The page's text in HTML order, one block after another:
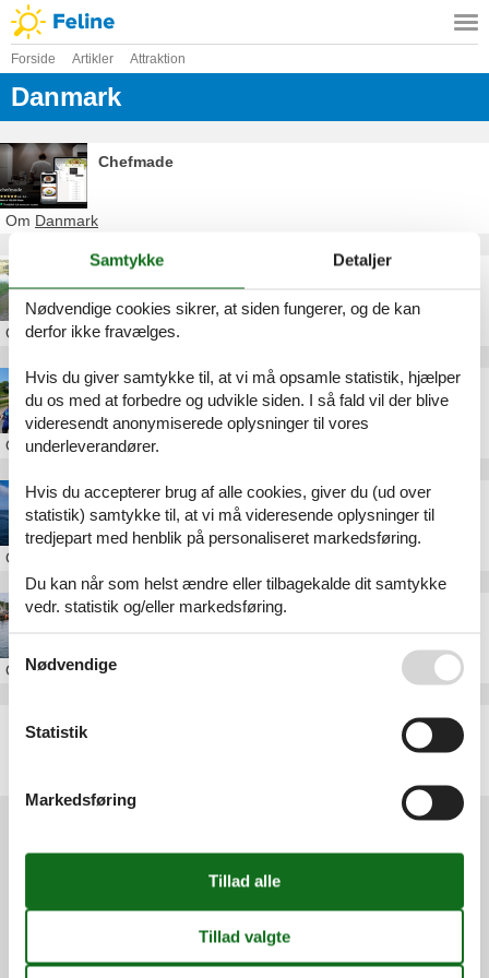
Forside Artikler Attraktion
Danmark
Chefmade
Om Danmark
Danske Ørredsøer
OmDanmark
Royal Run
OmDanmark
Scandlines Danmark
Om
GoBoat
OmDanmark
Artikeltyper
Tilbudsmail
Persondatapolitik
Cookies
Samtykke Detaljer
Nødvendige cookies sikrer, at siden fungerer, og de kan
derfor ikke fravælges.
Hvis du giver samtykke til, at vi må opsamle statistik, hjælper
du os med at forbedre og udvikle siden. I så fald vil der blive
videresendt anonymiserede oplysninger til vores
underleverandører.
Hvis du accepterer brug af alle cookies, giver du (ud over
statistik) samtykke til, at vi må videresende oplysninger til
tredjepart med henblik på personaliseret markedsføring.
Du kan når som helst ændre eller tilbagekalde dit samtykke
vedr. statistik og/eller markedsføring.
Nødvendige
Statistik
Markedsføring